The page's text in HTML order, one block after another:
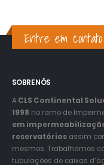
Entre em contato
SOBRE NÓS
ACLS Continental
1998 no ramo de
em
reservatórios assim
mesmos. Trabalhamos
tubulações de caixas